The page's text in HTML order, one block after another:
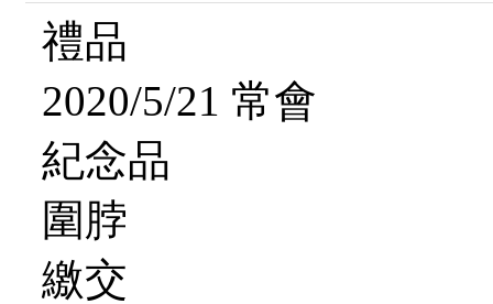
禮品
2020/5/21 常會
紀念品
圍脖
繳交